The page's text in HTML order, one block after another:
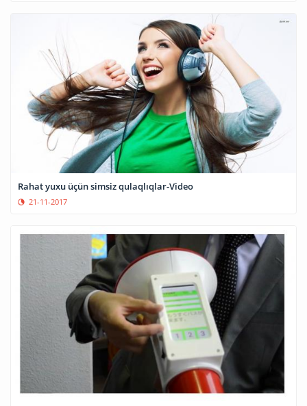
Rahat yuxu üçün simsiz qulaqlıqlar-Video
21-11-2017